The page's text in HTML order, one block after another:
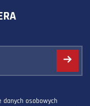
danych osobowych